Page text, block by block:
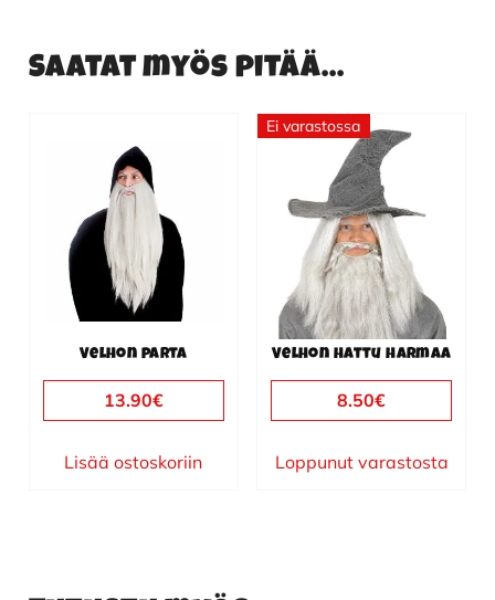
Saatat myös pitää...
Velhon parta
13.90€
Lisää ostoskoriin
Ei varastossa
Velhon hattu harmaa
8.50€
Loppunut varastosta